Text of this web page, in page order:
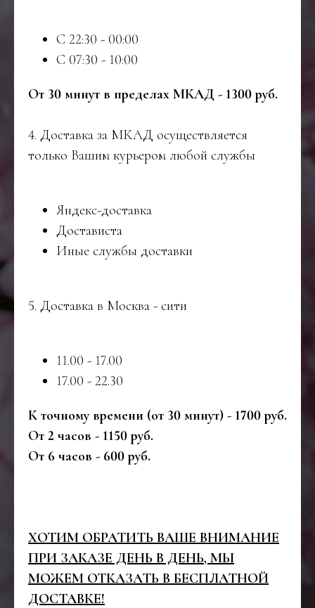
С 22:30 - 00:00
С 07:30 - 10:00
От 30 минут в пределах МКАД - 1300 руб.
4.⁠ ⁠Доставка за МКАД осуществляется
только Вашим курьером любой службы
Яндекс-доставка
Достависта
Иные службы доставки
5.⁠ ⁠Доставка в Москва - сити
11.00 - 17.00
17.00 - 22.30
К точному времени (от 30 минут) - 1700 руб.
От 2 часов - 1150 руб.
От 6 часов - 600 руб.
ХОТИМ ОБРАТИТЬ ВАШЕ ВНИМАНИЕ
ПРИ ЗАКАЗЕ ДЕНЬ В ДЕНЬ, МЫ
МОЖЕМ ОТКАЗАТЬ В БЕСПЛАТНОЙ
ДОСТАВКЕ!